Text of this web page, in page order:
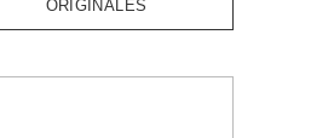
ORIGINALES